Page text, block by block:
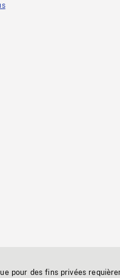
pour des fins privées